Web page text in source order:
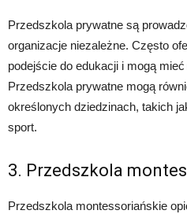
Przedszkola prywatne są
organizacje niezależne. Często
podejście do edukacji i mogą
Przedszkola prywatne mogą
określonych dziedzinach, takich
sport.
3. Przedszkola
Przedszkola montessoriańskie